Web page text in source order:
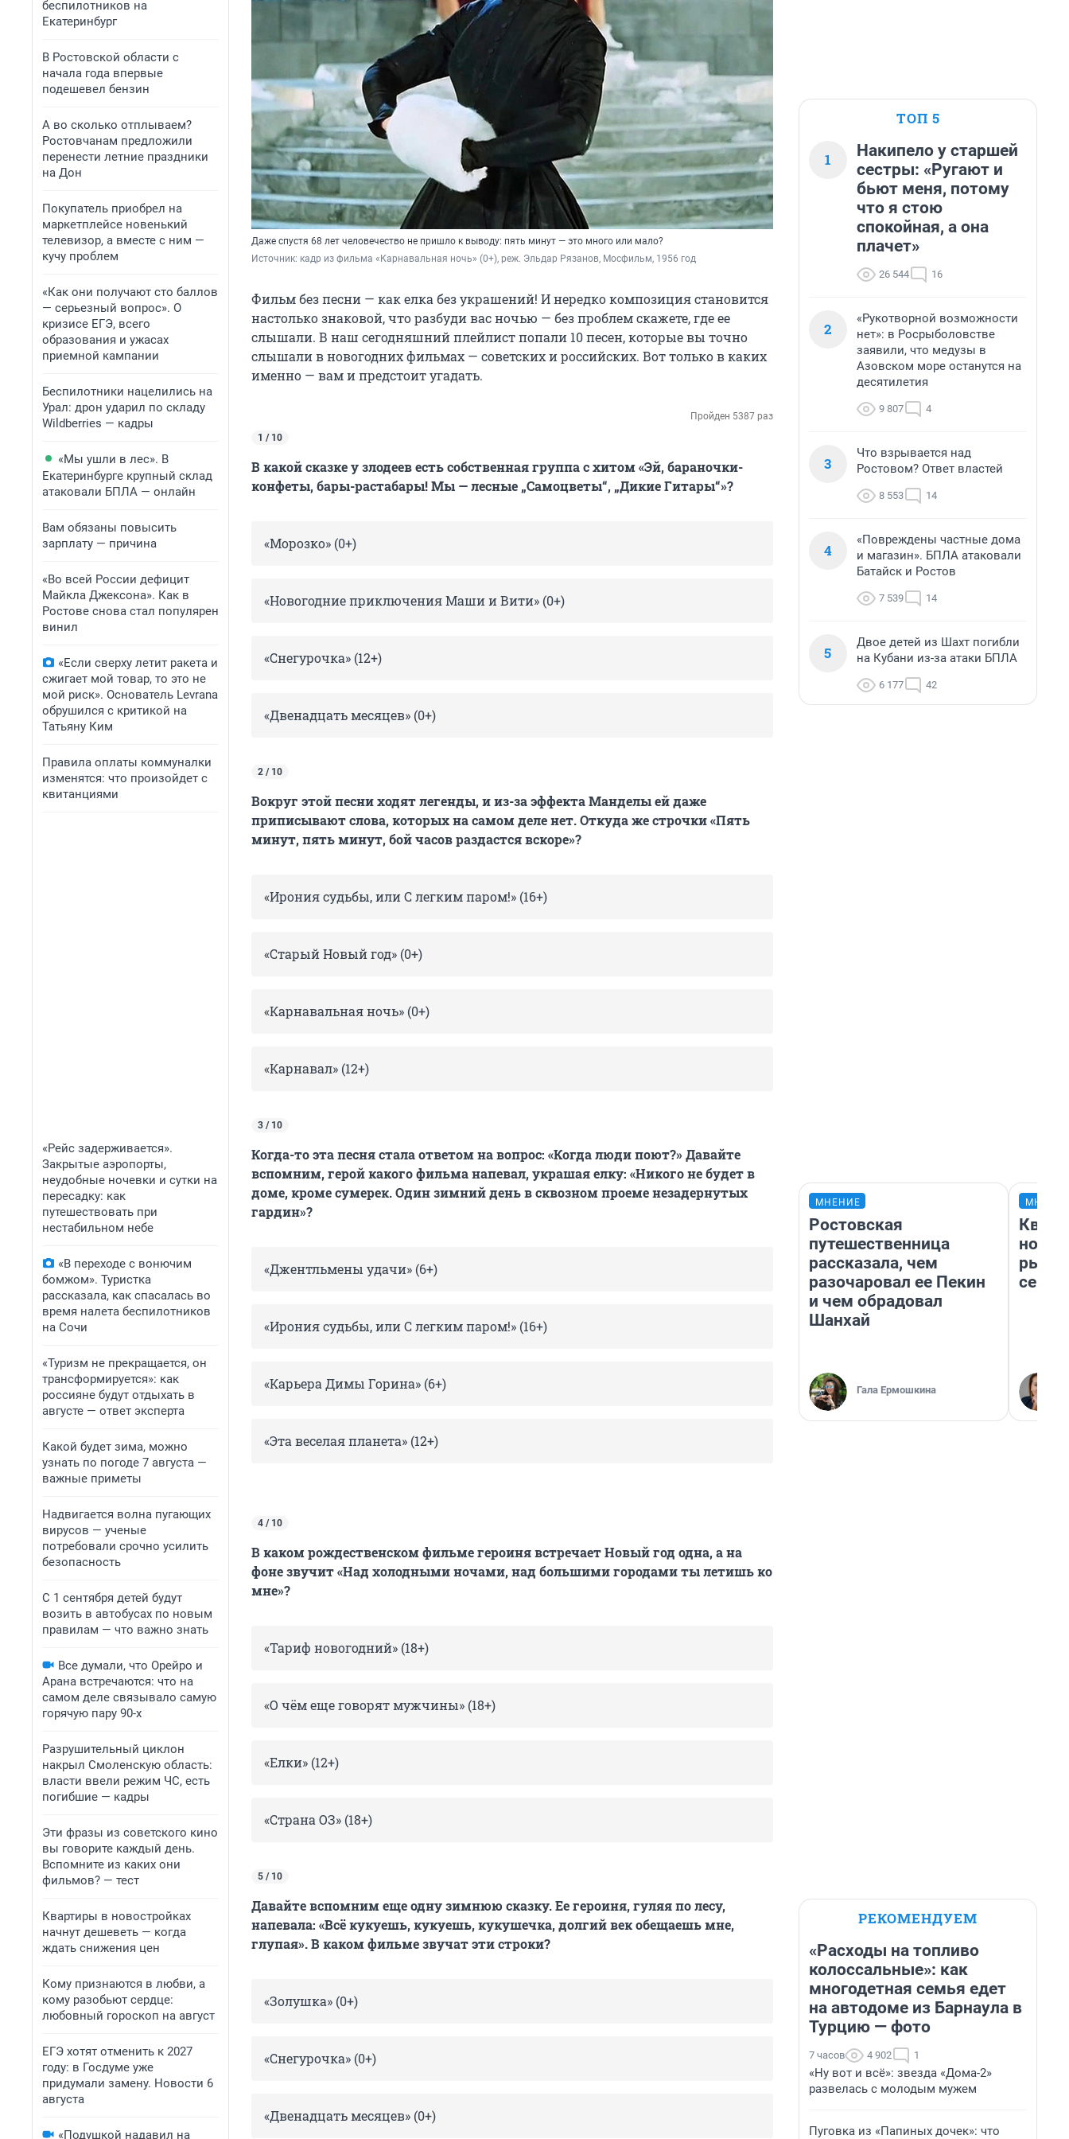
беспилотников на
Екатеринбург
В Ростовской области с
начала года впервые
подешевел бензин
А во сколько отплываем?
Ростовчанам предложили
перенести летние праздники
на Дон
Покупатель приобрел на
маркетплейсе новенький
телевизор, а вместе с ним —
кучу проблем
«Как они получают сто баллов
— серьезный вопрос». О
кризисе ЕГЭ, всего
образования и ужасах
приемной кампании
Беспилотники нацелились на
Урал: дрон ударил по складу
Wildberries — кадры
«Мы ушли в лес». В
Екатеринбурге крупный склад
атаковали БПЛА — онлайн
Вам обязаны повысить
зарплату — причина
«Во всей России дефицит
Майкла Джексона». Как в
Ростове снова стал популярен
винил
«Если сверху летит ракета и
сжигает мой товар, то это не
мой риск». Основатель Levrana
обрушился с критикой на
Татьяну Ким
Правила оплаты коммуналки
изменятся: что произойдет с
квитанциями
«Рейс задерживается».
Закрытые аэропорты,
неудобные ночевки и сутки на
пересадку: как
путешествовать при
нестабильном небе
«В переходе с вонючим
бомжом». Туристка
рассказала, как спасалась во
время налета беспилотников
на Сочи
«Туризм не прекращается, он
трансформируется»: как
россияне будут отдыхать в
августе — ответ эксперта
Какой будет зима, можно
узнать по погоде 7 августа —
важные приметы
Надвигается волна пугающих
вирусов — ученые
потребовали срочно усилить
безопасность
С 1 сентября детей будут
возить в автобусах по новым
правилам — что важно знать
Все думали, что Орейро и
Арана встречаются: что на
самом деле связывало самую
горячую пару 90-х
Разрушительный циклон
накрыл Смоленскую область:
власти ввели режим ЧС, есть
погибшие — кадры
Эти фразы из советского кино
вы говорите каждый день.
Вспомните из каких они
фильмов? — тест
Квартиры в новостройках
начнут дешеветь — когда
ждать снижения цен
Кому признаются в любви, а
кому разобьют сердце:
любовный гороскоп на август
ЕГЭ хотят отменить к 2027
году: в Госдуме уже
придумали замену. Новости 6
августа
«Подушкой надавил на
Даже спустя 68 лет человечество не пришло к выводу: пять минут — это много или мало?
Источник: кадр из фильма «Карнавальная ночь» (0+), реж. Эльдар Рязанов, Мосфильм, 1956 год
Фильм без песни — как елка без украшений! И нередко композиция становится
настолько знаковой, что разбуди вас ночью — без проблем скажете, где ее
слышали. В наш сегодняшний плейлист попали 10 песен, которые вы точно
слышали в новогодних фильмах — советских и российских. Вот только в каких
именно — вам и предстоит угадать.
Пройден 5387 раз
1 / 10
В какой сказке у злодеев есть собственная группа с хитом «Эй, бараночки-
конфеты, бары-растабары! Мы — лесные „Самоцветы“, „Дикие Гитары“»?
«Морозко» (0+)
«Новогодние приключения Маши и Вити» (0+)
«Снегурочка» (12+)
«Двенадцать месяцев» (0+)
2 / 10
Вокруг этой песни ходят легенды, и из-за эффекта Манделы ей даже
приписывают слова, которых на самом деле нет. Откуда же строчки «Пять
минут, пять минут, бой часов раздастся вскоре»?
«Ирония судьбы, или С легким паром!» (16+)
«Старый Новый год» (0+)
«Карнавальная ночь» (0+)
«Карнавал» (12+)
3 / 10
Когда-то эта песня стала ответом на вопрос: «Когда люди поют?» Давайте
вспомним, герой какого фильма напевал, украшая елку: «Никого не будет в
доме, кроме сумерек. Один зимний день в сквозном проеме незадернутых
гардин»?
«Джентльмены удачи» (6+)
«Ирония судьбы, или С легким паром!» (16+)
«Карьера Димы Горина» (6+)
«Эта веселая планета» (12+)
4 / 10
В каком рождественском фильме героиня встречает Новый год одна, а на
фоне звучит «Над холодными ночами, над большими городами ты летишь ко
мне»?
«Тариф новогодний» (18+)
«О чём еще говорят мужчины» (18+)
«Елки» (12+)
«Страна ОЗ» (18+)
5 / 10
Давайте вспомним еще одну зимнюю сказку. Ее героиня, гуляя по лесу,
напевала: «Всё кукуешь, кукуешь, кукушечка, долгий век обещаешь мне,
глупая». В каком фильме звучат эти строки?
«Золушка» (0+)
«Снегурочка» (0+)
«Двенадцать месяцев» (0+)
ТОП 5
1
Накипело у старшей
сестры: «Ругают и
бьют меня, потому
что я стою
спокойная, а она
плачет»
26 544 16
2
«Рукотворной возможности
нет»: в Росрыболовстве
заявили, что медузы в
Азовском море останутся на
десятилетия
9 807 4
3
Что взрывается над
Ростовом? Ответ властей
8 553 14
4
«Повреждены частные дома
и магазин». БПЛА атаковали
Батайск и Ростов
7 539 14
5
Двое детей из Шахт погибли
на Кубани из-за атаки БПЛА
6 177 42
МНЕНИЕ
Ростовская
путешественница
рассказала, чем
разочаровал ее Пекин
и чем обрадовал
Шанхай
Гала Ермошкина
но
РЕКОМЕНДУЕМ
«Расходы на топливо
колоссальные»: как
многодетная семья едет
на автодоме из Барнаула в
Турцию — фото
7 часов 4 902 1
«Ну вот и всё»: звезда «Дома-2»
развелась с молодым мужем
Пуговка из «Папиных дочек»: что